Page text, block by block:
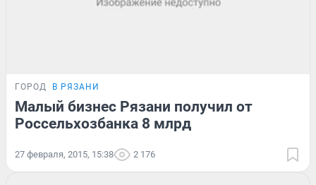
ГОРОД В РЯЗАНИ
Малый бизнес Рязани получил от
Россельхозбанка 8 млрд
27 февраля, 2015, 15:38 2 176